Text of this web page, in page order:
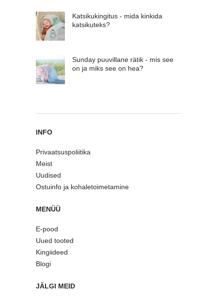
Katsikukingitus - mida kinkida
katsikuteks?
Sunday puuvillane rätik - mis see
on ja miks see on hea?
INFO
Privaatsuspoliitika
Meist
Uudised
Ostuinfo ja kohaletoimetamine
MENÜÜ
E-pood
Uued tooted
Kingiideed
Blogi
JÄLGI MEID